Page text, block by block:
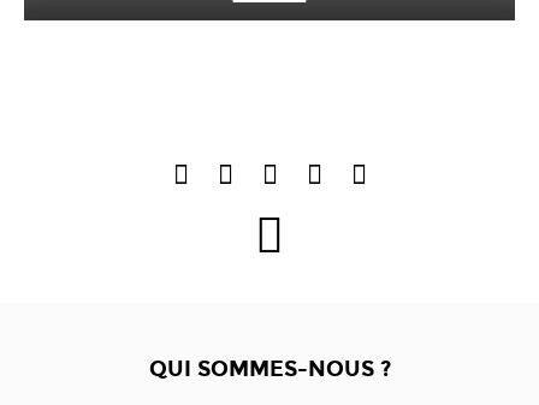
QUI SOMMES-NOUS ?